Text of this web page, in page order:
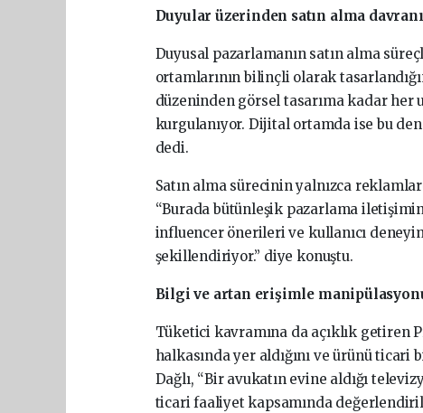
Duyular üzerinden satın alma
Duyusal pazarlamanın satın alma
ortamlarının bilinçli olarak
düzeninden görsel tasarıma kadar her
kurgulanıyor. Dijital ortamda ise bu
dedi.
Satın alma sürecinin yalnızca
“Burada bütünleşik pazarlama
influencer önerileri ve kullanıcı
şekillendiriyor.” diye konuştu.
Bilgi ve artan erişimle
Tüketici kavramına da açıklık getiren
halkasında yer aldığını ve ürünü ticari
Dağlı, “Bir avukatın evine aldığı
ticari faaliyet kapsamında